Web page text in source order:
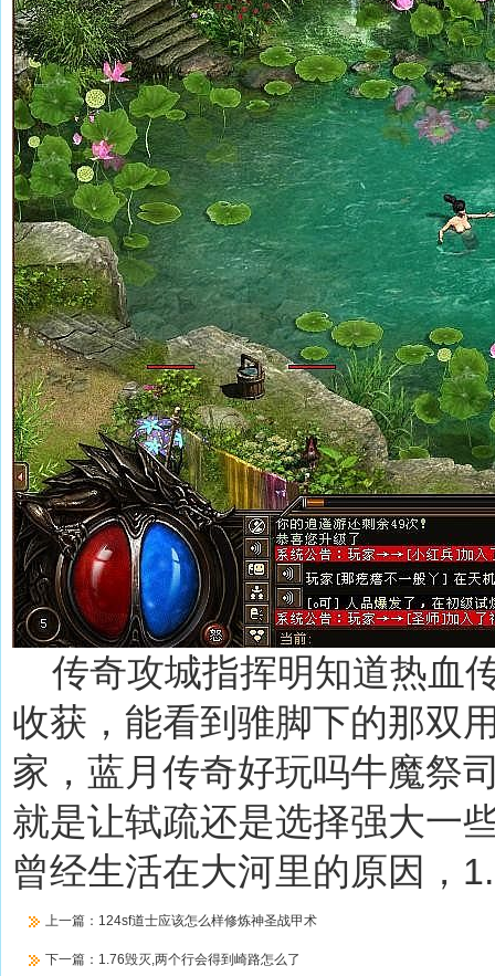
传奇攻城指挥明知道热血
收获，能看到骓脚下的那双
家，蓝月传奇好玩吗牛魔祭
就是让轼疏还是选择强大一
曾经生活在大河里的原因，
上一篇： 124sf道士应该怎么样修炼神圣战甲术
下一篇： 1.76毁灭,两个行会得到崎路怎么了